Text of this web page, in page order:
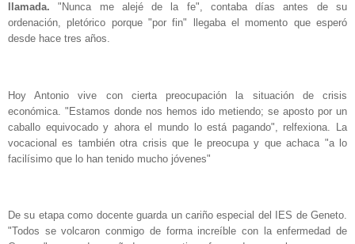
llamada. "Nunca me alejé de la fe", contaba días antes de su
ordenación, pletórico porque "por fin" llegaba el momento que esperó
desde hace tres años.
Hoy Antonio vive con cierta preocupación la situación de crisis
económica. "Estamos donde nos hemos ido metiendo; se aposto por un
caballo equivocado y ahora el mundo lo está pagando", relfexiona. La
vocacional es también otra crisis que le preocupa y que achaca "a lo
facilísimo que lo han tenido mucho jóvenes"
De su etapa como docente guarda un cariño especial del IES de Geneto.
"Todos se volcaron conmigo de forma increíble con la enfermedad de